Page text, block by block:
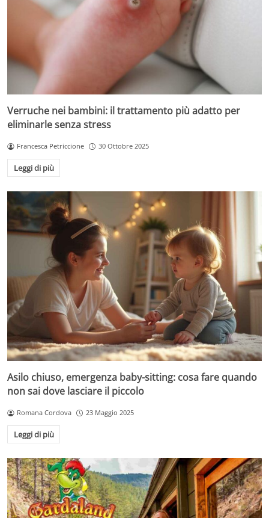
Verruche nei bambini: il trattamento più adatto per
eliminarle senza stress
Francesca Petriccione 30 Ottobre 2025
Leggi di più
Asilo chiuso, emergenza baby-sitting: cosa fare quando
non sai dove lasciare il piccolo
Romana Cordova 23 Maggio 2025
Leggi di più